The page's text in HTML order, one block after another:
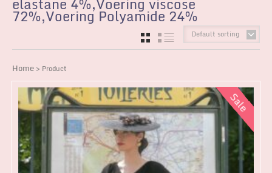
72%,Voering Polyamide 24%
Default sorting
GRID LIST
Home > Product